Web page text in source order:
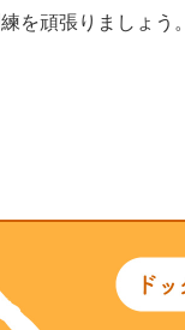
を頑張りましょう。